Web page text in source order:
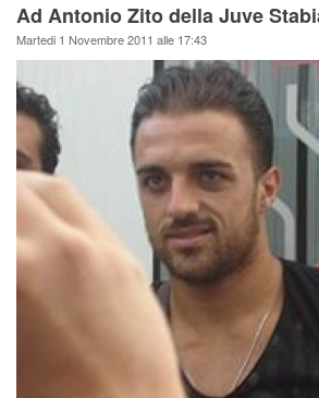
Ad Antonio Zito della Juve
Martedi 1 Novembre 2011 alle 17:43